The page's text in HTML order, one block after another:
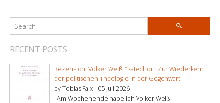
RECENT POSTS
Rezension: Volker Weiß: “Katechon. Zur Wiederkehr
der politischen Theologie in der Gegenwart.”
by Tobias Faix - 05 Juli 2026
. Am Wochenende habe ich Volker Weiß